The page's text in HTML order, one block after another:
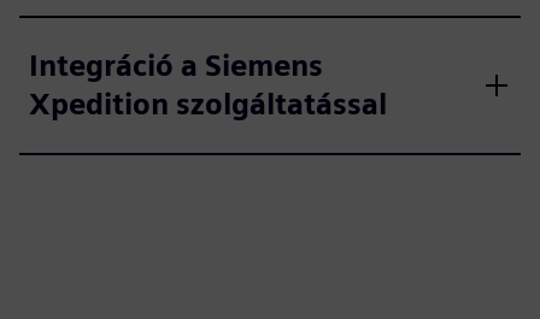
Integráció a Siemens
Xpedition szolgáltatással